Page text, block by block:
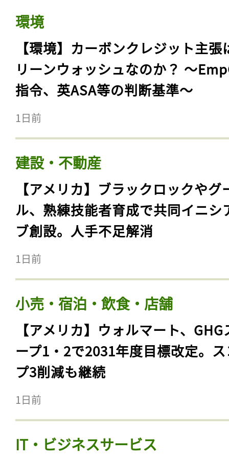
環境
【環境】カーボンクレジット主張
リーンウォッシュなのか？ 〜
指令、英ASA等の判断基準〜
1日前
建設・不動産
【アメリカ】ブラックロックやグ
ル、熟練技能者育成で共同イニシ
ブ創設。人手不足解消
1日前
小売・宿泊・飲食・店舗
【アメリカ】ウォルマート、GHG
ープ1・2で2031年度目標改定。
プ3削減も継続
1日前
IT・ビジネスサービス